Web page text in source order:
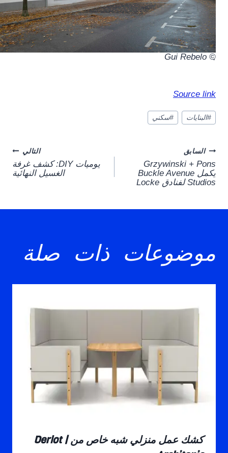
© Gui Rebelo
.
Source link
وسوم
المقال:
#البنايات #سكني
Post
navigation
السابق
Grzywinski + Pons
يكمل Buckle Avenue
Studios لفنادق Locke
التالي
يوميات DIY: كشف غرفة
الغسيل النهائية
موضوعات ذات صلة
كشك عمل منزلي شبه خاص من Derlot |